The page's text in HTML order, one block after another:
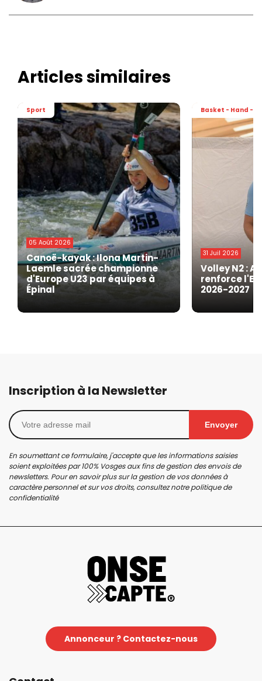
Articles similaires
Sport
05 Août 2026
Canoë-kayak : Ilona Martin-
Laemle sacrée championne
d'Europe U23 par équipes à
Épinal
Basket - Hand -
31 Juil 2026
Volley N2 :
renforce
2026-2027
Inscription à la Newsletter
Envoyer
En soumettant ce formulaire, j'accepte que les informations saisies
soient exploitées par 100% Vosges aux fins de gestion des envois de
newsletters. Pour en savoir plus sur la gestion de vos données à
caractère personnel et sur vos droits, consultez notrepolitique de
confidentialité
Annonceur ? Contactez-nous